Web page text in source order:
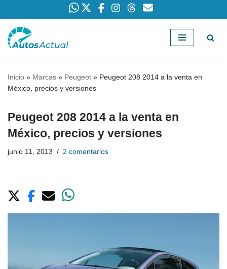
Saltar
Inicio » Marcas » Peugeot » Peugeot 208 2014 a la venta en
México, precios y versiones
Peugeot 208 2014 a la venta en
México, precios y versiones
junio 11, 2013 2 comentarios